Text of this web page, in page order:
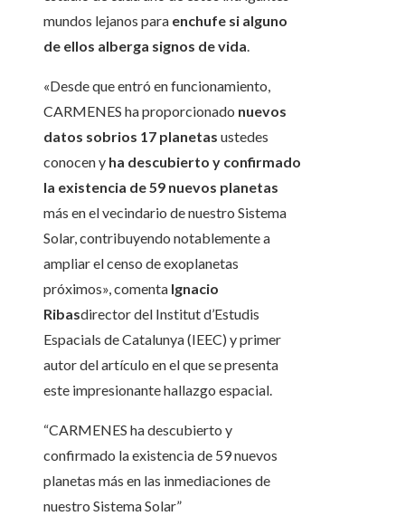
mundos lejanos para enchufe si alguno
de ellos alberga signos de vida.
«Desde que entró en funcionamiento,
CARMENES ha proporcionado nuevos
datos sobrios 17 planetas ustedes
conocen y ha descubierto y confirmado
la existencia de 59 nuevos planetas
más en el vecindario de nuestro Sistema
Solar, contribuyendo notablemente a
ampliar el censo de exoplanetas
próximos», comenta Ignacio
Ribasdirector del Institut d’Estudis
Espacials de Catalunya (IEEC) y primer
autor del artículo en el que se presenta
este impresionante hallazgo espacial.
“CARMENES ha descubierto y
confirmado la existencia de 59 nuevos
planetas más en las inmediaciones de
nuestro Sistema Solar”